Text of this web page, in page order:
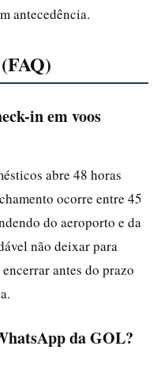
antecedência.
in em voos
abre 48 horas
ocorre entre 45
do aeroporto e da
não deixar para
antes do prazo
da GOL?